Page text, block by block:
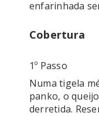
Cobertura
1º Passo
Numa tigela
panko, o
derretida.